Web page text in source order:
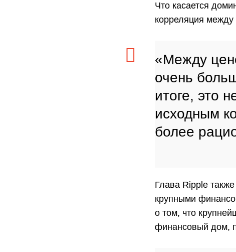
Что касается
корреляция
«Между
очень
итоге, это
исходным
более
Глава Ripple
крупными
о том, что
финансовый дом,